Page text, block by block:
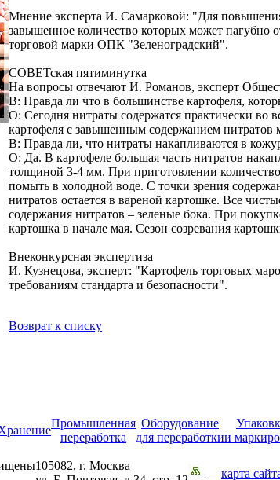
Мнение эксперта И. Самарковой: "Для
завышенное количество которых может пагубно
торговой марки ОПК "Зеленоградский".
СОВЕТская пятиминутка
На вопросы отвечают И. Романов, эксперт
В: Правда ли что в большинстве картофеля,
О: Сегодня нитраты содержатся практически во
картофеля с завышенным содержанием нитратов
В: Правда ли, что нитраты накапливаются в
О: Да. В картофеле большая часть нитратов
толщиной 3-4 мм. При приготовлении
помыть в холодной воде. С точки зрения
нитратов остается в вареной картошке. Все
содержания нитратов – зеленые бока. При
картошка в начале мая. Сезон созревания
Внеконкурсная экспертиза
И. Кузнецова, эксперт: "Картофель торговых
требованиям стандарта и безопасности".
Возврат к списку
Промышленная
переработка
Оборудование
для переработкии
105082, г. Москва
— карта